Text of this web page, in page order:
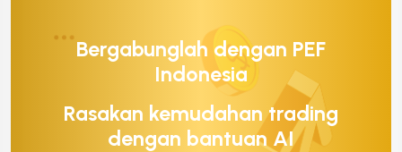
Bergabunglah dengan PEF
Indonesia
Rasakan kemudahan trading
dengan bantuan AI